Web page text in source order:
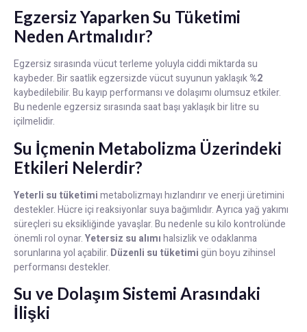
Egzersiz Yaparken Su Tüketimi
Neden Artmalıdır?
Egzersiz sırasında vücut terleme yoluyla ciddi miktarda su
kaybeder. Bir saatlik egzersizde vücut suyunun yaklaşık%2
kaybedilebilir. Bu kayıp performansı ve dolaşımı olumsuz etkiler.
Bu nedenle egzersiz sırasında saat başı yaklaşık bir litre su
içilmelidir.
Su İçmenin Metabolizma Üzerindeki
Etkileri Nelerdir?
Yeterli su tüketimimetabolizmayı hızlandırır ve enerji üretimini
destekler. Hücre içi reaksiyonlar suya bağımlıdır. Ayrıca yağ yakımı
süreçleri su eksikliğinde yavaşlar. Bu nedenle su kilo kontrolünde
önemli rol oynar.Yetersiz su alımıhalsizlik ve odaklanma
sorunlarına yol açabilir. Düzenli su tüketimigün boyu zihinsel
performansı destekler.
Su ve Dolaşım Sistemi Arasındaki
İlişki